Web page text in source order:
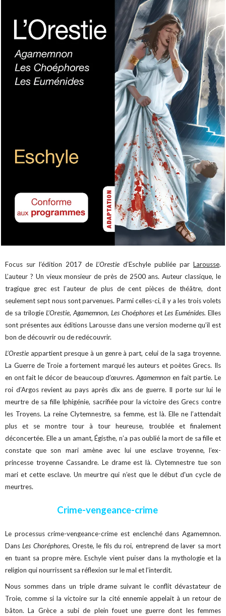
Focus sur l’édition 2017 deL’Orestie d’Eschyle publiée par Larousse.
L’auteur ? Un vieux monsieur de près de 2500 ans. Auteur classique, le
tragique grec est l’auteur de plus de cent pièces de théâtre, dont
seulement sept nous sont parvenues. Parmi celles-ci, il y a les trois volets
de sa trilogieL’Orestie, Agamemnon, Les Choéphores et Les Euménides. Elles
sont présentes aux éditions Larousse dans une version moderne qu’il est
bon de découvrir ou de redécouvrir.
L’Orestie appartient presque à un genre à part, celui de la saga troyenne.
La Guerre de Troie a fortement marqué les auteurs et poètes Grecs. Ils
en ont fait le décor de beaucoup d’œuvres.Agamemnon en fait partie. Le
roi d’Argos revient au pays après dix ans de guerre. Il porte sur lui le
meurtre de sa fille Iphigénie, sacrifiée pour la victoire des Grecs contre
les Troyens. La reine Clytemnestre, sa femme, est là. Elle ne l’attendait
plus et se montre tour à tour heureuse, troublée et finalement
déconcertée. Elle a un amant, Égisthe, n’a pas oublié la mort de sa fille et
constate que son mari amène avec lui une esclave troyenne, l’ex-
princesse troyenne Cassandre. Le drame est là. Clytemnestre tue son
mari et cette esclave. Un meurtre qui n’est que le début d'un cycle de
meurtres.
Crime-vengeance-crime
Le processus crime-vengeance-crime est enclenché dans Agamemnon.
DansLes Choréphores, Oreste, le fils du roi, entreprend de laver sa mort
en tuant sa propre mère. Eschyle vient puiser dans la mythologie et la
religion qui nourrissent sa réflexion sur le mal et l’interdit.
Nous sommes dans un triple drame suivant le conflit dévastateur de
Troie, comme si la victoire sur la cité ennemie appelait à un retour de
bâton. La Grèce a subi de plein fouet une guerre dont les femmes